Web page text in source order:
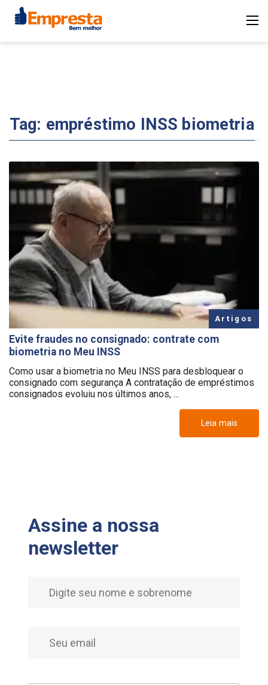
Tag: empréstimo INSS biometria
Artigos
Evite fraudes no consignado: contrate com
biometria no Meu INSS
Como usar a biometria no Meu INSS para desbloquear o
consignado com segurança A contratação de empréstimos
consignados evoluiu nos últimos anos, ...
Leia mais
Assine a nossa
newsletter